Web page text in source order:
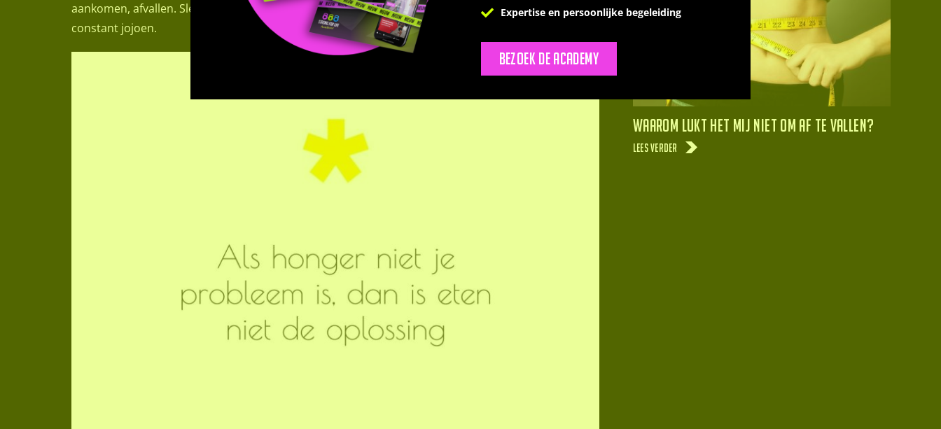
aankomen, afvallen. Slecht voor je lijf. Je kunt beter stabiel een paar vetrolletjes hebben dan
constant jojoen.
Waarom lukt het mij niet om af te vallen?
Lees verder
Expertise en persoonlijke begeleiding
Bezoek de academy